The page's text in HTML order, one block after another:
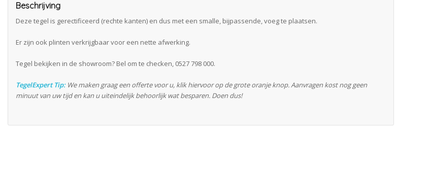
Beschrijving
Deze tegel is gerectificeerd (rechte kanten) en dus met een smalle, bijpassende, voeg te plaatsen.
Er zijn ook plinten verkrijgbaar voor een nette afwerking.
Tegel bekijken in de showroom? Bel om te checken, 0527 798 000.
TegelExpert Tip:We maken graag een offerte voor u, klik hiervoor op de grote oranje knop. Aanvragen kost nog geen
minuut van uw tijd en kan u uiteindelijk behoorlijk wat besparen. Doen dus!